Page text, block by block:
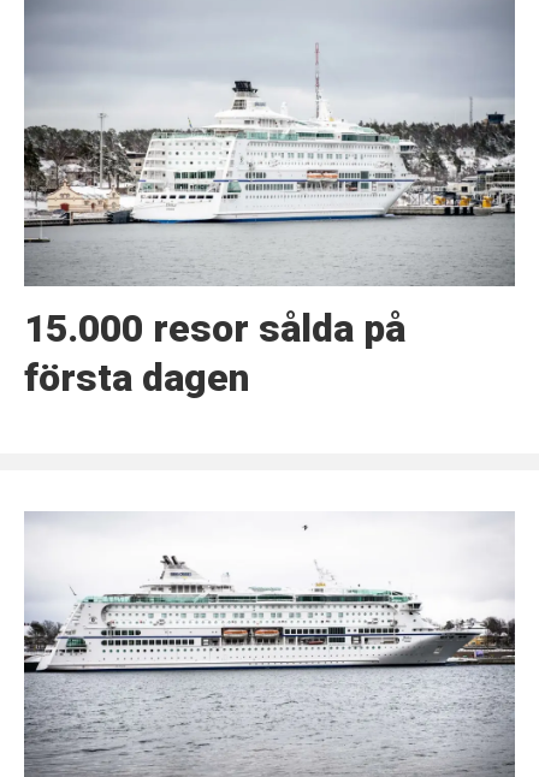
15.000 resor sålda på
första dagen